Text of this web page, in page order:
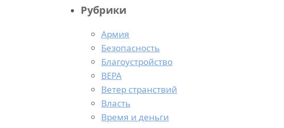
Рубрики
Армия
Безопасность
Благоустройство
ВЕРА
Ветер странствий
Власть
Время и деньги